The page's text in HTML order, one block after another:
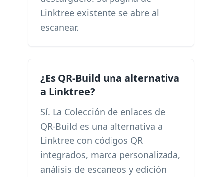
Linktree existente se abre al
escanear.
¿Es QR-Build una alternativa
a Linktree?
Sí. La Colección de enlaces de
QR-Build es una alternativa a
Linktree con códigos QR
integrados, marca personalizada,
análisis de escaneos y edición